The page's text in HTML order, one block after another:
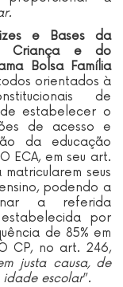
e Bases da
Criança e do
Bolsa Família
orientados à
de
estabelecer o
de acesso e
da educação
ECA, em seu art.
seus
podendo a
a referida
por
de 85% em
CP, no art. 246,
justa causa, de
escolar”.